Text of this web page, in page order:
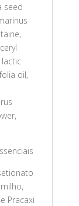
seed
lactic
oil,
Pracaxi